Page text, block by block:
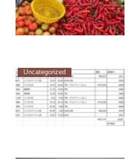
Uncategorized